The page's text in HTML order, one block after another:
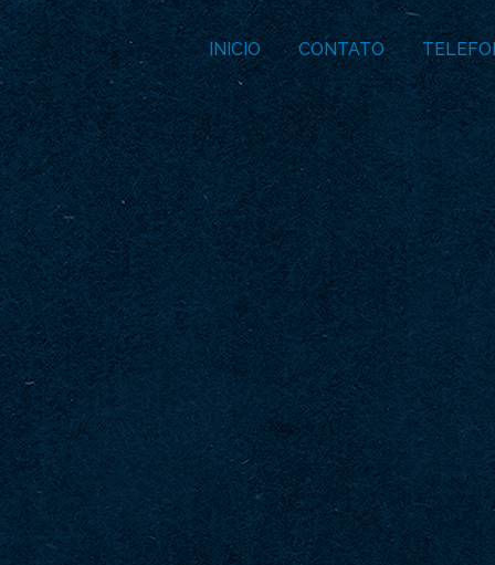
INICIO CONTATO